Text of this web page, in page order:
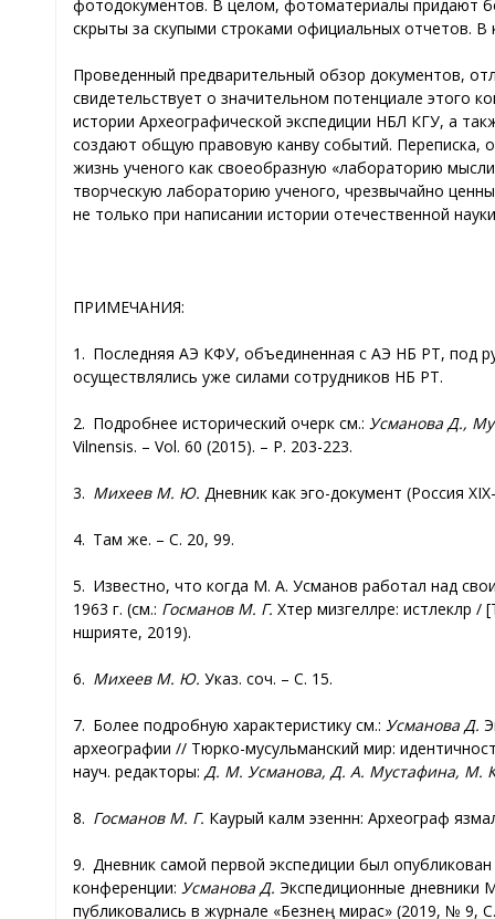
фотодокументов. В целом, фотоматериалы придают
скрыты за скупыми строками официальных отчетов.
Проведенный предварительный обзор документов,
свидетельствует о значительном потенциале этого
истории Археографической экспедиции НБЛ КГУ, а
создают общую правовую канву событий. Переписка,
жизнь ученого как своеобразную «лабораторию
творческую лабораторию ученого, чрезвычайно
не только при написании истории отечественной
ПРИМЕЧАНИЯ:
1. Последняя АЭ КФУ, объединенная с АЭ НБ РТ, под
осуществлялись уже силами сотрудников НБ РТ.
2. Подробнее исторический очерк см.: Усманова Д.,
Vilnensis. – Vol. 60 (2015). – P. 203-223.
3. Михеев М. Ю. Дневник как эго-документ (Россия
4. Там же. – С. 20, 99.
5. Известно, что когда М. А. Усманов работал над
1963 г. (см.: Госманов М. Г. Хәтер мизгелләре: истәлекләр /
нәшрияте, 2019).
6. Михеев М. Ю. Указ. соч. – С. 15.
7. Более подробную характеристику см.: Усманова Д.
археографии // Тюрко-мусульманский мир:
науч. редакторы: Д. М. Усманова, Д. А. Мустафина, М.
8. Госманов М. Г. Каурый каләм эзеннән: Археограф
9. Дневник самой первой экспедиции был
конференции: Усманова Д. Экспедиционные дневники
публиковались в журнале «Безнең мирас» (2019, №